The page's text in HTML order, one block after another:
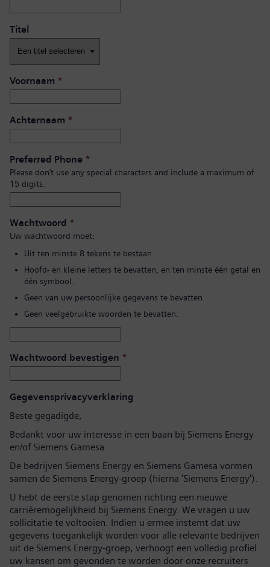
Titel
Voornaam *
Achternaam *
Preferred Phone *
Please don’t use any special characters and include a maximum of
15 digits.
Wachtwoord *
Uw wachtwoord moet:
Uit ten minste 8 tekens te bestaan.
Hoofd- en kleine letters te bevatten, en ten minste één getal en
één symbool.
Geen van uw persoonlijke gegevens te bevatten.
Geen veelgebruikte woorden te bevatten.
Wachtwoord bevestigen *
Gegevensprivacyverklaring
Beste gegadigde,
Bedankt voor uw interesse in een baan bij Siemens Energy
en/of Siemens Gamesa.
De bedrijven Siemens Energy en Siemens Gamesa vormen
samen de Siemens Energy-groep (hierna 'Siemens Energy').
U hebt de eerste stap genomen richting een nieuwe
carrièremogelijkheid bij Siemens Energy. We vragen u uw
sollicitatie te voltooien. Indien u ermee instemt dat uw
gegevens toegankelijk worden voor alle relevante bedrijven
uit de Siemens Energy-groep, verhoogt een volledig profiel
uw kansen om gevonden te worden door onze recruiters